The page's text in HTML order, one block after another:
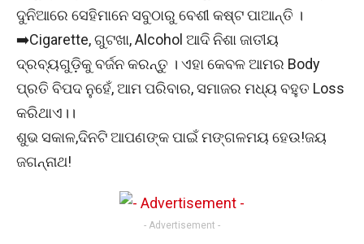
ଦୁନିଆରେ ସେହିମାନେ ସବୁଠାରୁ ବେଶୀ କଷ୍ଟ ପାଆନ୍ତି ।
➡️Cigarette, ଗୁଟଖା, Alcohol ଆଦି ନିଶା ଜାତୀୟ
ଦ୍ରବ୍ୟଗୁଡ଼ିକୁ ବର୍ଜନ କରନ୍ତୁ । ଏହା କେବଳ ଆମର Body
ପ୍ରତି ବିପଦ ନୁହେଁ, ଆମ ପରିବାର, ସମାଜର ମଧ୍ୟ ବହୁତ Loss
କରିଥାଏ।।
ଶୁଭ ସକାଳ,ଦିନଟି ଆପଣଙ୍କ ପାଇଁ ମଙ୍ଗଳମୟ ହେଉ!ଜୟ
ଜଗନ୍ନାଥ!
- Advertisement -